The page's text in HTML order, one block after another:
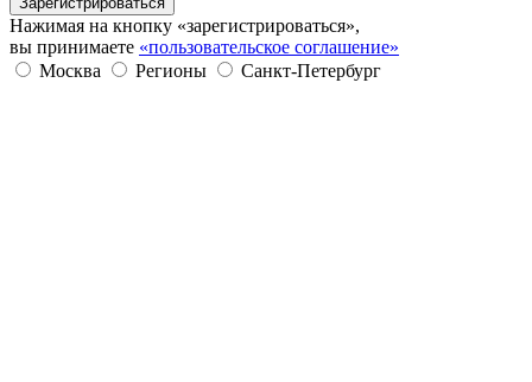
Нажимая на кнопку «зарегистрироваться»,
вы принимаете «пользовательское соглашение»
Москва
Регионы Санкт-Петербург